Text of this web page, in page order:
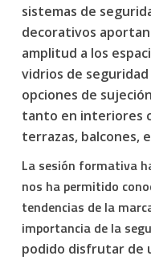
sistemas de
decorativos
amplitud a los
vidrios de
opciones de
tanto en interiores
terrazas, balcones,
La sesión formativa
nos ha permitido
tendencias de la
importancia de la
podido disfrutar de